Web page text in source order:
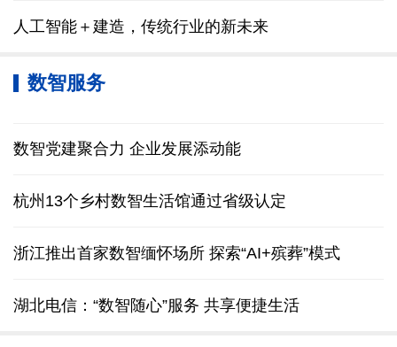
人工智能＋建造，传统行业的新未来
数智服务
数智党建聚合力 企业发展添动能
杭州13个乡村数智生活馆通过省级认定
浙江推出首家数智缅怀场所 探索“AI+殡葬”模式
湖北电信：“数智随心”服务 共享便捷生活